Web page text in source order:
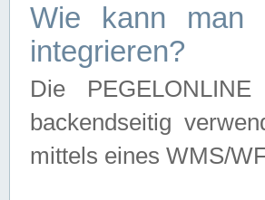
Wie kann man
integrieren?
Die
backendseitig
mittels eines WMS/